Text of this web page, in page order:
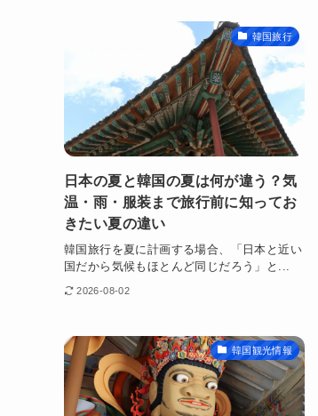
韓国旅行
日本の夏と韓国の夏は何が違う？気
温・雨・服装まで旅行前に知ってお
きたい夏の違い
韓国旅行を夏に計画する場合、「日本と近い
国だから気候もほとんど同じだろう」と...
2026-08-02
韓国観光情報